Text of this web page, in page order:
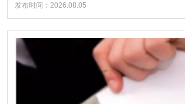
发布时间：2026.08.05